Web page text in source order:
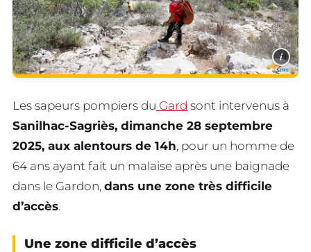
i
Les sapeurs pompiers du Gard sont intervenus à
Sanilhac-Sagriès, dimanche 28 septembre
2025, aux alentours de 14h, pour un homme de
64 ans ayant fait un malaise après une baignade
dans le Gardon, dans une zone très difficile
d’accès.
Une zone difficile d’accès